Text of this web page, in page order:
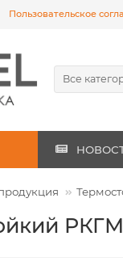
Пользовательское
Все